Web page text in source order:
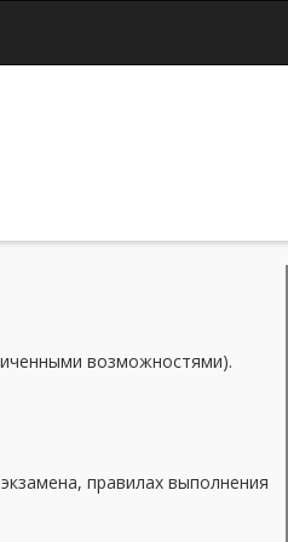
возможностями).
правилах выполнения